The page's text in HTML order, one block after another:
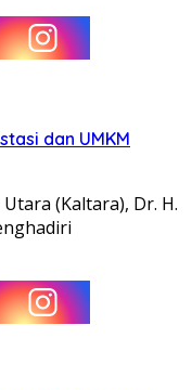
dan UMKM
(Kaltara), Dr. H.